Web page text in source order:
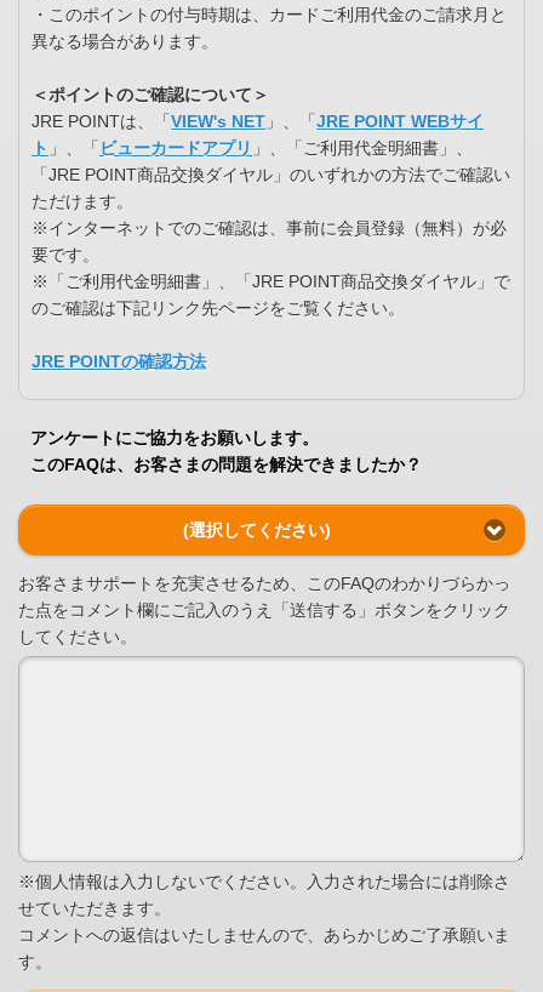
・このポイントの付与時期は、カードご利用代金のご請求月と
異なる場合があります。
＜ポイントのご確認について＞
JRE POINTは、「 VIEW's NET 」、「 JRE POINT WEBサイ
ト 」、「 ビューカードアプリ 」、「ご利用代金明細書」、
「JRE POINT商品交換ダイヤル」のいずれかの方法でご確認い
ただけます。
※インターネットでのご確認は、事前に会員登録（無料）が必
要です。
※「ご利用代金明細書」、「JRE POINT商品交換ダイヤル」で
のご確認は下記リンク先ページをご覧ください。
JRE POINTの確認方法
アンケートにご協力をお願いします。
このFAQは、お客さまの問題を解決できましたか？
(選択してください)
お客さまサポートを充実させるため、このFAQのわかりづらかっ
た点をコメント欄にご記入のうえ「送信する」ボタンをクリック
してください。
※個人情報は入力しないでください。入力された場合には削除さ
せていただきます。
コメントへの返信はいたしませんので、あらかじめご了承願いま
す。